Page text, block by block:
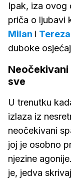
Ipak, iza ovog
priča o ljubavi
Milan i Tereza
duboke
sve
U trenutku
izlaza iz
neočekivani
joj je osobno
njezine
je, jedva